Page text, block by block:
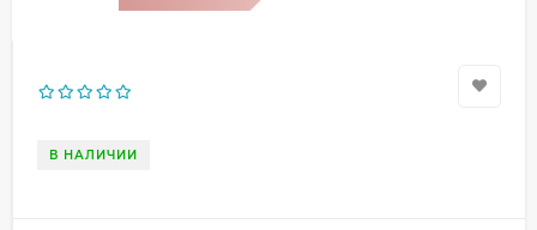
В НАЛИЧИИ